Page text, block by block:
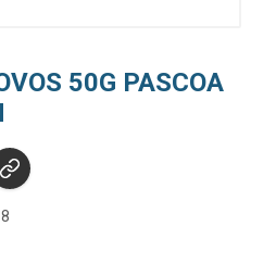
50G PASCOA